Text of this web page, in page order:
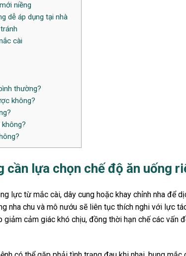
niềng
dễ áp dụng tại nhà
cài
thường?
không?
cần lựa chọn chế độ ăn uống
lực từ mắc cài, dây cung hoặc khay chỉnh nha để
nha chu và mô nướu sẽ liên tục thích nghi với lực
giảm cảm giác khó chịu, đồng thời hạn chế các vấn